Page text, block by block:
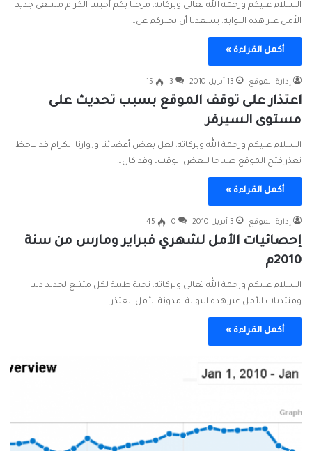
السلام عليكم ورحمة الله تعالى وبركاته. مرحبا بكم أحبتنا الكرام متتبعي جديد
الأمل عبر هذه البوابة. يسعدنا أن نخبركم عن…
أكمل القراءة »
إدارة الموقع 13 أبريل 2010 3
15
اعتذار على توقف الموقع بسبب تحديث على
مستوى السيرفر
السلام عليكم ورحمة الله وبركاته. لعل بعض أعضائنا وزوارنا الكرام قد لاحظ
تعذر فتح الموقع صباحا لبعض الوقت، وقد كان…
أكمل القراءة »
إدارة الموقع 3 أبريل 2010 0
45
إحصائيات الأمل لشهري فبراير ومارس من سنة
2010م
السلام عليكم ورحمة الله تعالى وبركاته. تحية طيبة لكل متتبع لجديد دنيا
ومنتديات الأمل عبر هذه البوابة: مدونة الأمل. نعتذر…
أكمل القراءة »